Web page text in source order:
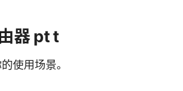
器 pt t
使用场景。